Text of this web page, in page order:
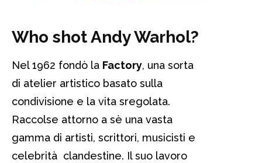
Who shot Andy Warhol?
Nel 1962 fondò la Factory, una sorta
di atelier artistico basato sulla
condivisione e la vita sregolata.
Raccolse attorno a sè una vasta
gamma di artisti, scrittori, musicisti e
celebrità clandestine. Il suo lavoro